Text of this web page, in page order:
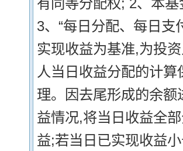
有同等分配权; 2、本
3、“每日分配、每日
实现收益为基准,为投
人当日收益分配的计
理。因去尾形成的余
益情况,将当日收益全
益;若当日已实现收益